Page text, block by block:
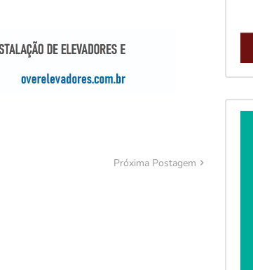
Próxima Postagem